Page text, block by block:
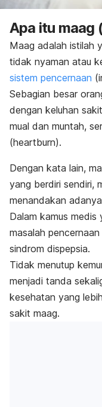
Apa itu maag
Maag adalah istilah
tidak nyaman atau
sistem pencernaan (
Sebagian besar
dengan keluhan
mual dan muntah,
(heartburn).
Dengan kata lain,
yang berdiri sendiri,
menandakan
Dalam kamus medis
masalah
sindrom dispepsia.
Tidak menutup
menjadi tanda
kesehatan yang
sakit maag.